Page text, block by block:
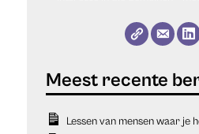
Lessen van mensen waar je